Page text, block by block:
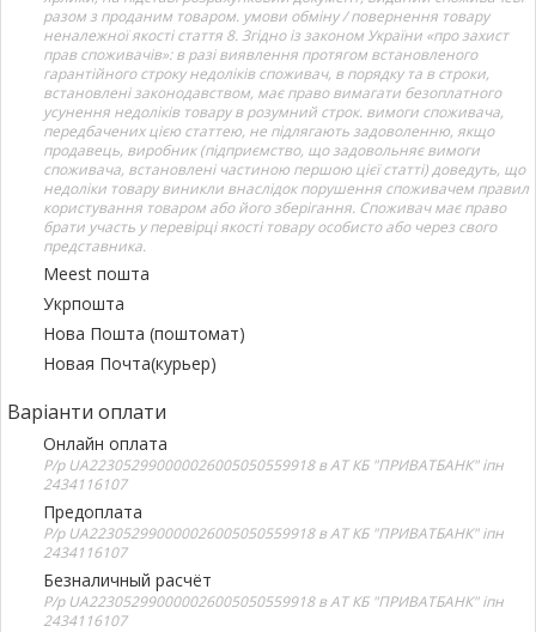
разом з проданим товаром. умови обміну / повернення товару
неналежної якості стаття 8. Згідно із законом України «про захист
прав споживачів»: в разі виявлення протягом встановленого
гарантійного строку недоліків споживач, в порядку та в строки,
встановлені законодавством, має право вимагати безоплатного
усунення недоліків товару в розумний строк. вимоги споживача,
передбачених цією статтею, не підлягають задоволенню, якщо
продавець, виробник (підприємство, що задовольняє вимоги
споживача, встановлені частиною першою цієї статті) доведуть, що
недоліки товару виникли внаслідок порушення споживачем правил
користування товаром або його зберігання. Споживач має право
брати участь у перевірці якості товару особисто або через свого
представника.
Meest пошта
Укрпошта
Нова Пошта (поштомат)
Новая Почта(курьер)
Варіанти оплати
Онлайн оплата
Р/р UA223052990000026005050559918 в АТ КБ "ПРИВАТБАНК" іпн
2434116107
Предоплата
Р/р UA223052990000026005050559918 в АТ КБ "ПРИВАТБАНК" іпн
2434116107
Безналичный расчёт
Р/р UA223052990000026005050559918 в АТ КБ "ПРИВАТБАНК" іпн
2434116107